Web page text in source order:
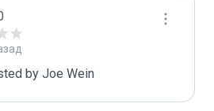
by Joe Wein